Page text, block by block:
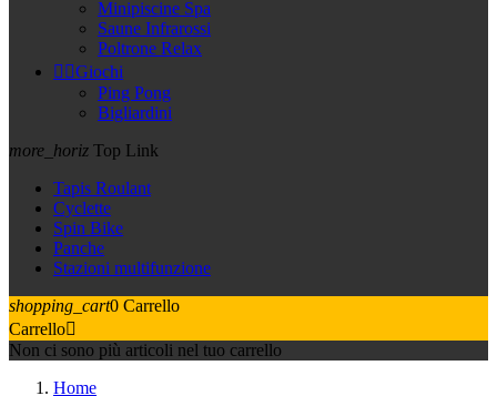
Minipiscine Spa
Saune Infrarossi
Poltrone Relax
 Giochi
Ping Pong
Bigliardini
more_horiz Top Link
Tapis Roulant
Cyclette
Spin Bike
Panche
Stazioni multifunzione
shopping_cart0 Carrello
Carrello
Non ci sono più articoli nel tuo carrello
Home